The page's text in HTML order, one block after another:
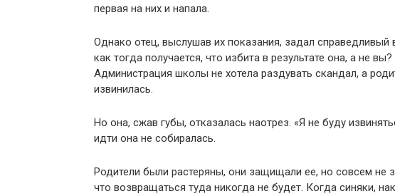
первая на них и напала.
Однако отец, выслушав их показания, задал
как тогда получается, что избита в результате она, а не
Администрация школы не хотела раздувать скандал, а
извинилась.
Но она, сжав губы, отказалась наотрез. «Я не буду
идти она не собиралась.
Родители были растеряны, они защищали ее, но совсем не
что возвращаться туда никогда не будет. Когда синяки,